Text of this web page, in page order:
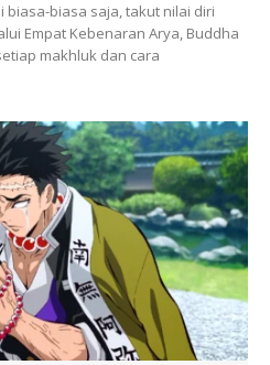
biasa-biasa saja, takut nilai diri
Empat Kebenaran Arya, Buddha
makhluk dan cara